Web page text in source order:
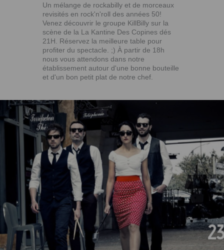
Un mélange de rockabilly et de morceaux
revisités en rock'n'roll des années 50!
Venez découvrir le groupe KillBilly sur la
scène de la La Kantine Des Copines dés
21H. Réservez la meilleure table pour
profiter du spectacle. ;) À partir de 18h
nous vous attendons dans notre
établissement autour d'une bonne bouteille
et d'un bon petit plat de notre chef.